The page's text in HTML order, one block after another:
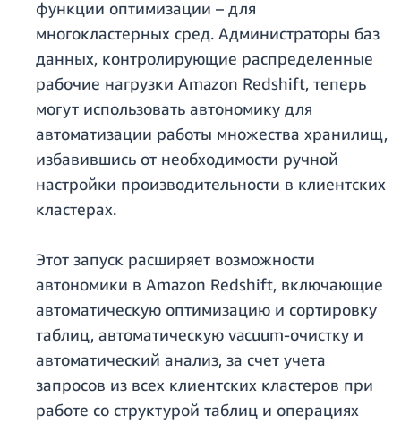
функции оптимизации – для
многокластерных сред. Администраторы баз
данных, контролирующие распределенные
рабочие нагрузки Amazon Redshift, теперь
могут использовать автономику для
автоматизации работы множества хранилищ,
избавившись от необходимости ручной
настройки производительности в клиентских
кластерах.
Этот запуск расширяет возможности
автономики в Amazon Redshift, включающие
автоматическую оптимизацию и сортировку
таблиц, автоматическую vacuum-очистку и
автоматический анализ, за счет учета
запросов из всех клиентских кластеров при
работе со структурой таблиц и операциях